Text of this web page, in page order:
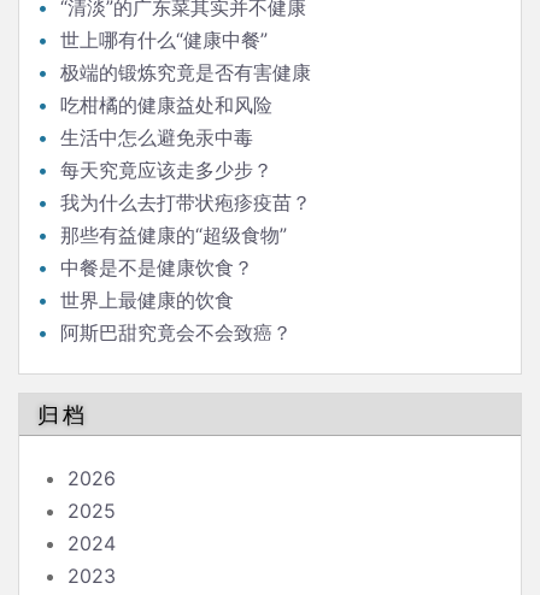
“清淡”的广东菜其实并不健康
世上哪有什么“健康中餐”
极端的锻炼究竟是否有害健康
吃柑橘的健康益处和风险
生活中怎么避免汞中毒
每天究竟应该走多少步？
我为什么去打带状疱疹疫苗？
那些有益健康的“超级食物”
中餐是不是健康饮食？
世界上最健康的饮食
阿斯巴甜究竟会不会致癌？
归档
2026
2025
2024
2023